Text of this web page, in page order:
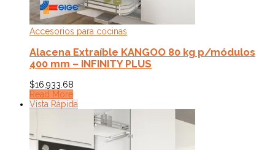
Accesorios para cocinas
Alacena Extraíble KANGOO 80 kg p/módulos
400 mm – INFINITY PLUS
$16,933.68
Read More
Vista Rápida